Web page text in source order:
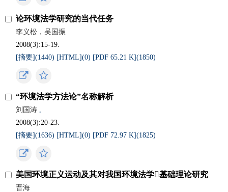
论环境法学研究的当代任务
李义松，吴国振
2008(3):15-19.
[摘要](1440) [HTML](0) [PDF 65.21 K](1850)
“环境法学方法论”名称解析
刘国涛 ,
2008(3):20-23.
[摘要](1636) [HTML](0) [PDF 72.97 K](1825)
美国环境正义运动及其对我国环境法学基础理论研究
晋海